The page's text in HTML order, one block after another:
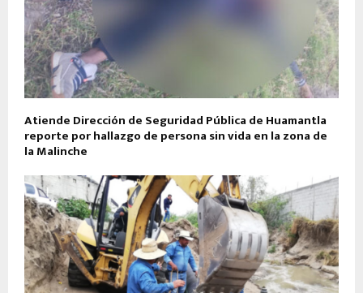
Atiende Dirección de Seguridad Pública de Huamantla
reporte por hallazgo de persona sin vida en la zona de
la Malinche